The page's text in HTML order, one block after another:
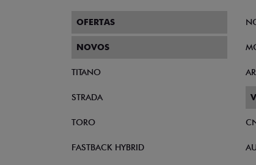
OFERTAS
NOVOS
TITANO
STRADA
TORO
FASTBACK HYBRID